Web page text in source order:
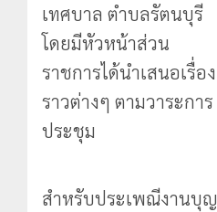
เทศบาล ตำบลรัตนบุรี
โดยมีหัวหน้าส่วน
ราชการได้นำเสนอเรื่อง
ราวต่างๆ ตามวาระการ
ประชุม
สำหรับประเพณีงานบุญ